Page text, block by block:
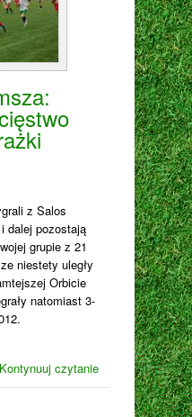
z Salos
dalej pozostają
grupie z 21
niestety uległy
Orbicie
natomiast 3-
Kontynuuj czytanie